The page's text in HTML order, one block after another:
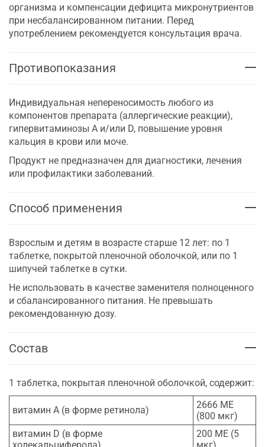
организма и компенсации дефицита микронутриентов
при несбалансированном питании. Перед
употреблением рекомендуется консультация врача.
Противопоказания
Индивидуальная непереносимость любого из
компонентов препарата (аллергические реакции),
гипервитаминозы А и/или D, повышение уровня
кальция в крови или моче.
Продукт не предназначен для диагностики, лечения
или профилактики заболеваний.
Способ применения
Взрослым и детям в возрасте старше 12 лет: по 1
таблетке, покрытой пленочной оболочкой, или по 1
шипучей таблетке в сутки.
Не использовать в качестве заменителя полноценного
и сбалансированного питания. Не превышать
рекомендованную дозу.
Состав
1 таблетка, покрытая пленочной оболочкой, содержит:
витамин А (в форме ретинола)
2666 МЕ
(800 мкг)
витамин D (в форме
200 МЕ (5